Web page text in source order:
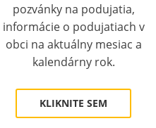
pozvánky na podujatia,
informácie o podujatiach v
obci na aktuálny mesiac a
kalendárny rok.
KLIKNITE SEM